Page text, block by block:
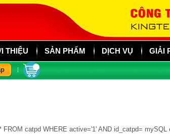
THIỆU SẢN PHẨM DỊCH VỤ GIẢI
FROM catpd WHERE active='1' AND id_catpd=